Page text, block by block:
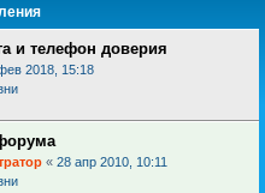
и телефон доверия
2018, 15:18
« 28 апр 2010, 10:11